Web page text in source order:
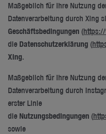
Maßgeblich für Ihre Nutzung
Datenverarbeitung durch Xing
Geschäftsbedingungen (
die Datenschutzerklärung (
Xing.
Maßgeblich für Ihre Nutzung
Datenverarbeitung durch
erster Linie
die Nutzungsbedingungen (
sowie